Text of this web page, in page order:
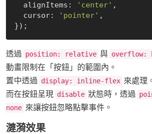
  alignItems:
'center' ,
  cursor:
'pointer' ,
透過 position: relative 與 overflow:
動畫限制在「按鈕」的範圍內。
置中透過 display: inline-flex 來處理
而在按鈕呈現 disable 狀態時，透過
none 來讓按鈕忽略點擊事件。
漣漪效果